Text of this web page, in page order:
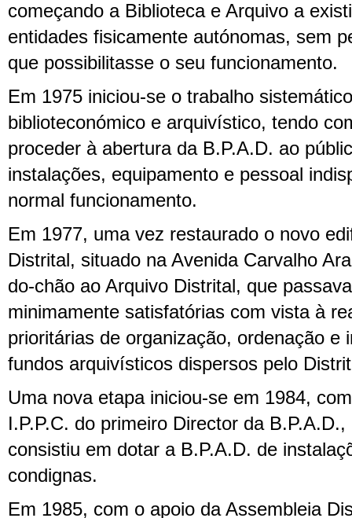
começando a Biblioteca e Arquivo a
entidades fisicamente autónomas, sem
que possibilitasse o seu funcionamento.
Em 1975 iniciou-se o trabalho
biblioteconómico e arquivístico, tendo
proceder à abertura da B.P.A.D. ao
instalações, equipamento e pessoal
normal funcionamento.
Em 1977, uma vez restaurado o novo
Distrital, situado na Avenida Carvalho
do-chão ao Arquivo Distrital, que
minimamente satisfatórias com vista à
prioritárias de organização, ordenação e
fundos arquivísticos dispersos pelo
Uma nova etapa iniciou-se em 1984,
I.P.P.C. do primeiro Director da
consistiu em dotar a B.P.A.D. de
condignas.
Em 1985, com o apoio da Assembleia